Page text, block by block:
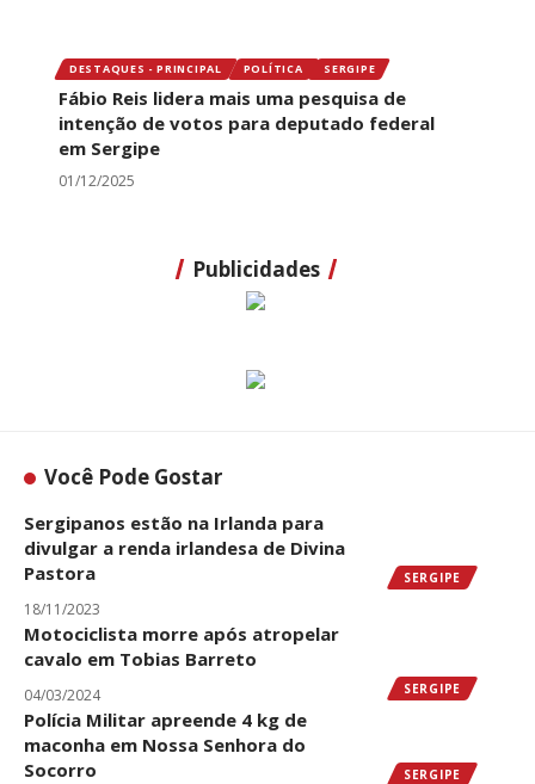
DESTAQUES - PRINCIPAL POLÍTICA SERGIPE
Fábio Reis lidera mais uma pesquisa de
intenção de votos para deputado federal
em Sergipe
01/12/2025
Publicidades
Você Pode Gostar
SERGIPE
Sergipanos estão na Irlanda para
divulgar a renda irlandesa de Divina
Pastora
18/11/2023
SERGIPE
Motociclista morre após atropelar
cavalo em Tobias Barreto
04/03/2024
SERGIPE
Polícia Militar apreende 4 kg de
maconha em Nossa Senhora do
Socorro